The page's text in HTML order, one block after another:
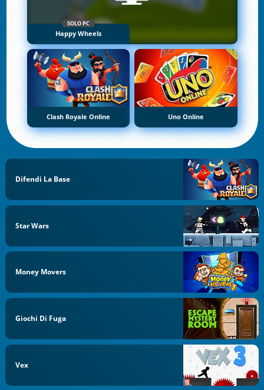
SOLO PC
Happy Wheels
Clash Royale Online Uno Online
Difendi La Base
Star Wars
Money Movers
Giochi Di Fuga
Vex